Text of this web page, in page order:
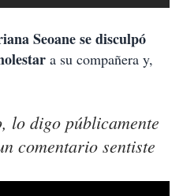
Seoane se disculpó
a su compañera y,
lo digo públicamente
comentario sentiste